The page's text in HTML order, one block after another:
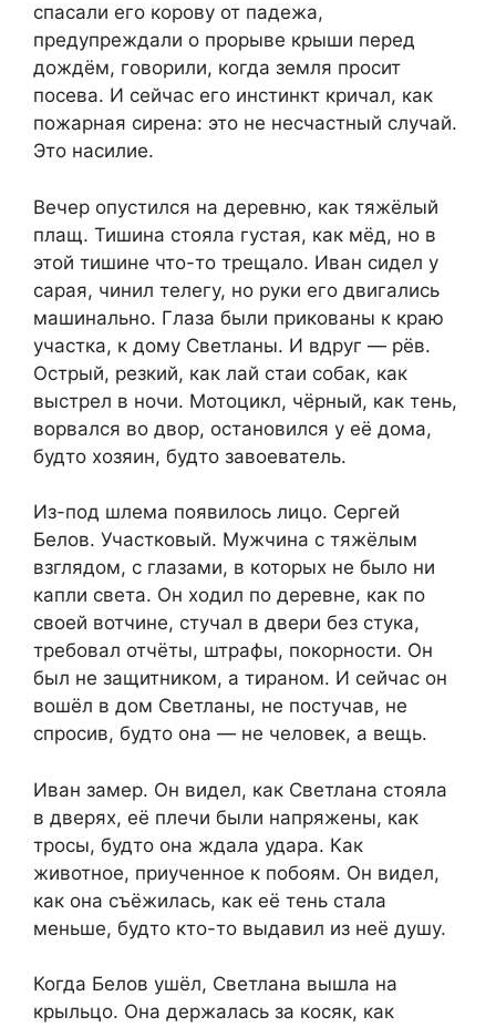
спасали его корову от падежа,
предупреждали о прорыве крыши перед
дождём, говорили, когда земля просит
посева. И сейчас его инстинкт кричал, как
пожарная сирена: это не несчастный случай.
Это насилие.
Вечер опустился на деревню, как тяжёлый
плащ. Тишина стояла густая, как мёд, но в
этой тишине что-то трещало. Иван сидел у
сарая, чинил телегу, но руки его двигались
машинально. Глаза были прикованы к краю
участка, к дому Светланы. И вдруг — рёв.
Острый, резкий, как лай стаи собак, как
выстрел в ночи. Мотоцикл, чёрный, как тень,
ворвался во двор, остановился у её дома,
будто хозяин, будто завоеватель.
Из-под шлема появилось лицо. Сергей
Белов. Участковый. Мужчина с тяжёлым
взглядом, с глазами, в которых не было ни
капли света. Он ходил по деревне, как по
своей вотчине, стучал в двери без стука,
требовал отчёты, штрафы, покорности. Он
был не защитником, а тираном. И сейчас он
вошёл в дом Светланы, не постучав, не
спросив, будто она — не человек, а вещь.
Иван замер. Он видел, как Светлана стояла
в дверях, её плечи были напряжены, как
тросы, будто она ждала удара. Как
животное, приученное к побоям. Он видел,
как она съёжилась, как её тень стала
меньше, будто кто-то выдавил из неё душу.
Когда Белов ушёл, Светлана вышла на
крыльцо. Она держалась за косяк, как